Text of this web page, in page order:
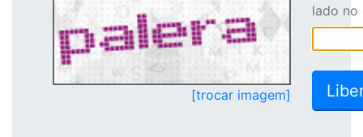
[trocar imagem]
lado no